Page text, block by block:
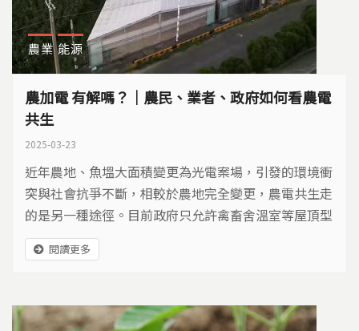
農業 能源
農加電 有解嗎？｜農民、業者、政府如何看農電
共生
2025-03-23
近年農地、魚塭大面積變更為光電案場，引發的環境衝
突與社會抗爭不斷，相較於農地完全變更，農電共生走
的是另一種途徑。目前政府只允許禽畜舍溫室等屋頂型
光電，地面型和簡易的網室不在允許範圍，是否要進一
步開放，農民、政府部門、業者、各有不同看法。
閱讀更多